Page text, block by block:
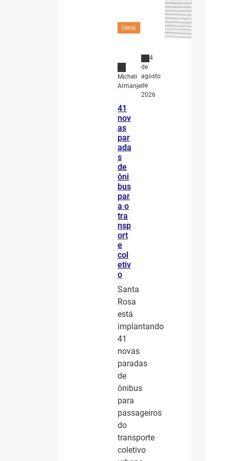
Geral
Micheli
Armanje
4
de
agosto
de
2026
41
nov
as
par
ada
s
de
ôni
bus
par
a o
tra
nsp
ort
e
col
etiv
o
Santa
Rosa
está
implantando
41
novas
paradas
de
ônibus
para
passageiros
do
transporte
coletivo